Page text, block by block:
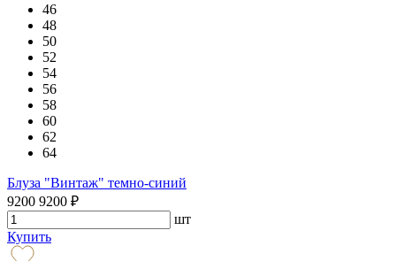
46
48
50
52
54
56
58
60
62
64
Блуза "Винтаж" темно-синий
9200 9200 ₽
шт
Купить